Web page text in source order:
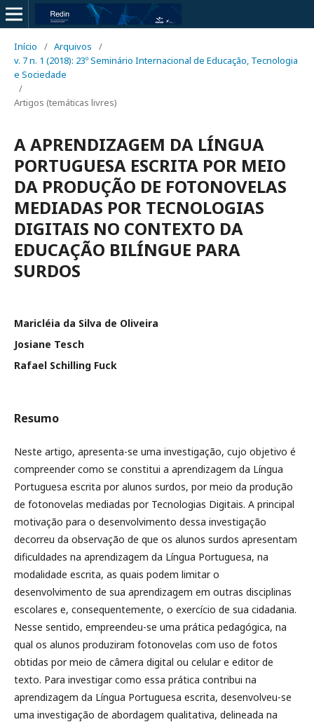
Início / Arquivos
/
v. 7 n. 1 (2018): 23º Seminário Internacional de Educação, Tecnologia
e Sociedade
/
Artigos (temáticas livres)
A APRENDIZAGEM DA LÍNGUA
PORTUGUESA ESCRITA POR MEIO
DA PRODUÇÃO DE FOTONOVELAS
MEDIADAS POR TECNOLOGIAS
DIGITAIS NO CONTEXTO DA
EDUCAÇÃO BILÍNGUE PARA
SURDOS
Maricléia da Silva de Oliveira
Josiane Tesch
Rafael Schilling Fuck
Resumo
Neste artigo, apresenta-se uma investigação, cujo objetivo é
compreender como se constitui a aprendizagem da Língua
Portuguesa escrita por alunos surdos, por meio da produção
de fotonovelas mediadas por Tecnologias Digitais. A principal
motivação para o desenvolvimento dessa investigação
decorreu da observação de que os alunos surdos apresentam
dificuldades na aprendizagem da Língua Portuguesa, na
modalidade escrita, as quais podem limitar o
desenvolvimento de sua aprendizagem em outras disciplinas
escolares e, consequentemente, o exercício de sua cidadania.
Nesse sentido, empreendeu-se uma prática pedagógica, na
qual os alunos produziram fotonovelas com uso de fotos
obtidas por meio de câmera digital ou celular e editor de
texto. Para investigar como essa prática contribui na
aprendizagem da Língua Portuguesa escrita, desenvolveu-se
uma investigação de abordagem qualitativa, delineada na